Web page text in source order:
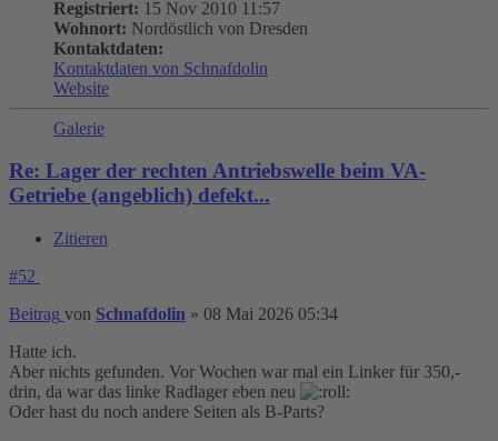
Registriert: 15 Nov 2010 11:57
Wohnort: Nordöstlich von Dresden
Kontaktdaten:
Kontaktdaten von Schnafdolin
Website
Galerie
Re: Lager der rechten Antriebswelle beim VA-
Getriebe (angeblich) defekt...
Zitieren
#52
Beitrag von Schnafdolin » 08 Mai 2026 05:34
Hatte ich.
Aber nichts gefunden. Vor Wochen war mal ein Linker für 350,-
drin, da war das linke Radlager eben neu
Oder hast du noch andere Seiten als B-Parts?